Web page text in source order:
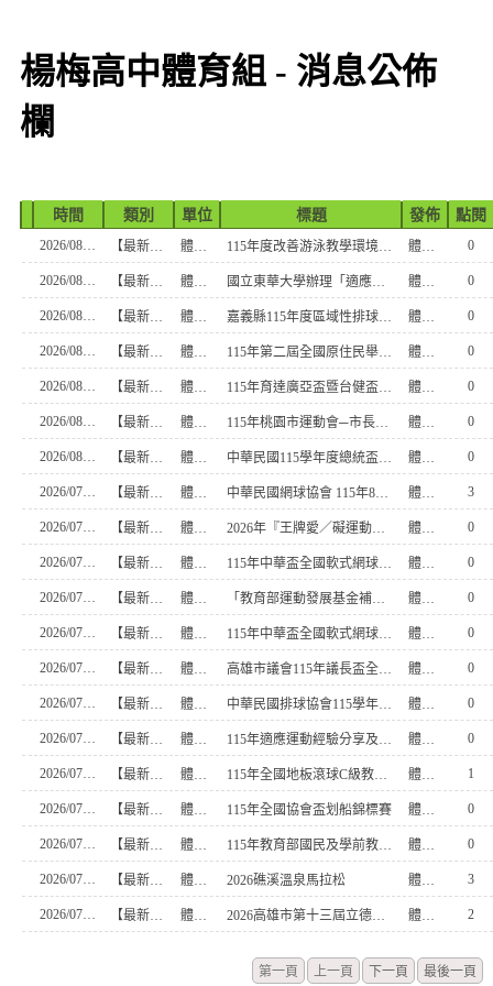
楊梅高中體育組 - 消息公佈
欄
時間 類別 單位 標題 發佈 點閱
2026/08/07 【最新消息】 體育組 115年度改善游泳教學環境研習會 體育組長 0
2026/08/07 【最新消息】 體育組 國立東華大學辦理「適應運動共學行動站」第二階段 體育組長 0
2026/08/06 【最新消息】 體育組 嘉義縣115年度區域性排球對抗賽 體育組長 0
2026/08/06 【最新消息】 體育組 115年第二屆全國原住民舉重錦標賽 體育組長 0
2026/08/05 【最新消息】 體育組 115年育達廣亞盃暨台健盃全國健美健體公開賽 體育組長 0
2026/08/04 【最新消息】 體育組 115年桃園市運動會─市長盃划船錦標賽 體育組長 0
2026/08/03 【最新消息】 體育組 中華民國115學年度總統盃全國卡巴迪錦標賽 體育組長 0
2026/07/30 【最新消息】 體育組 中華民國網球協會 115年8月份國內主辦之各級賽事 體育組長 3
2026/07/30 【最新消息】 體育組 2026年『王牌愛／礙運動』適應運動系列徵選頒獎典禮暨適應體育成果展 體育組長 0
2026/07/30 【最新消息】 體育組 115年中華盃全國軟式網球錦標賽 體育組長 0
2026/07/30 【最新消息】 體育組 「教育部運動發展基金補助各級學校運動團隊作業要點」，業經本部於中華民國115年7月30日以運國（三）字第1150500894A號令修正發布 體育組長 0
2026/07/30 【最新消息】 體育組 115年中華盃全國軟式網球錦標賽 體育組長 0
2026/07/30 【最新消息】 體育組 高雄市議會115年議長盃全國分齡游泳錦標賽 體育組長 0
2026/07/29 【最新消息】 體育組 中華民國排球協會115學年度「各級球員登記表」 體育組長 0
2026/07/22 【最新消息】 體育組 115年適應運動經驗分享及議題交流 體育組長 0
2026/07/22 【最新消息】 體育組 115年全國地板滾球C級教練研習會 體育組長 1
2026/07/22 【最新消息】 體育組 115年全國協會盃划船錦標賽 體育組長 0
2026/07/22 【最新消息】 體育組 115年教育部國民及學前教育署游泳與自救教學暨水域安全教育防溺師資增能工作坊實施計畫 體育組長 0
2026/07/17 【最新消息】 體育組 2026礁溪溫泉馬拉松 體育組長 3
2026/07/17 【最新消息】 體育組 2026高雄市第十三屆立德盃全國青少棒、青棒錦標賽 體育組長 2
第一頁 上一頁 下一頁 最後一頁